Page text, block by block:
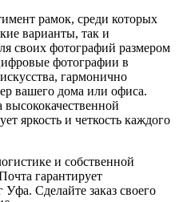
рамок, среди которых
варианты, так и
своих фотографий размером
фотографии в
гармонично
вашего дома или офиса.
высококачественной
яркость и четкость каждого
и собственной
гарантирует
Сделайте заказ своего